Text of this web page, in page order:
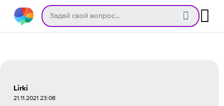
Lirki
21.11.2021 23:08